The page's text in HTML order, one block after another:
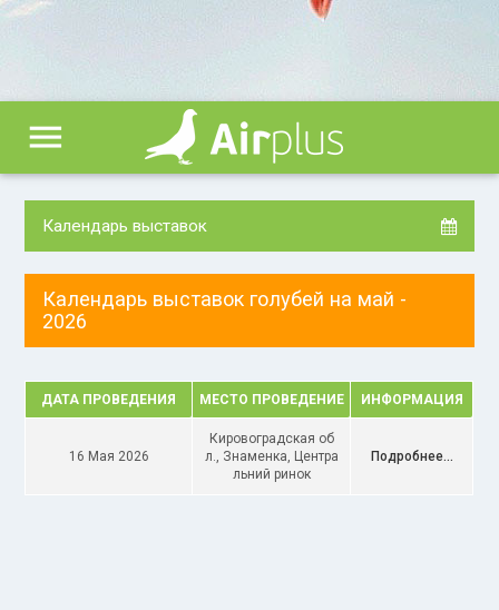
menu
Календарь выставок
Календарь выставок голубей на май -
2026
ДАТА ПРОВЕДЕНИЯ МЕСТО ПРОВЕДЕНИЕ ИНФОРМАЦИЯ
16 Мая 2026
Кировоградская об
л., Знаменка, Центра
льний ринок
Подробнее...